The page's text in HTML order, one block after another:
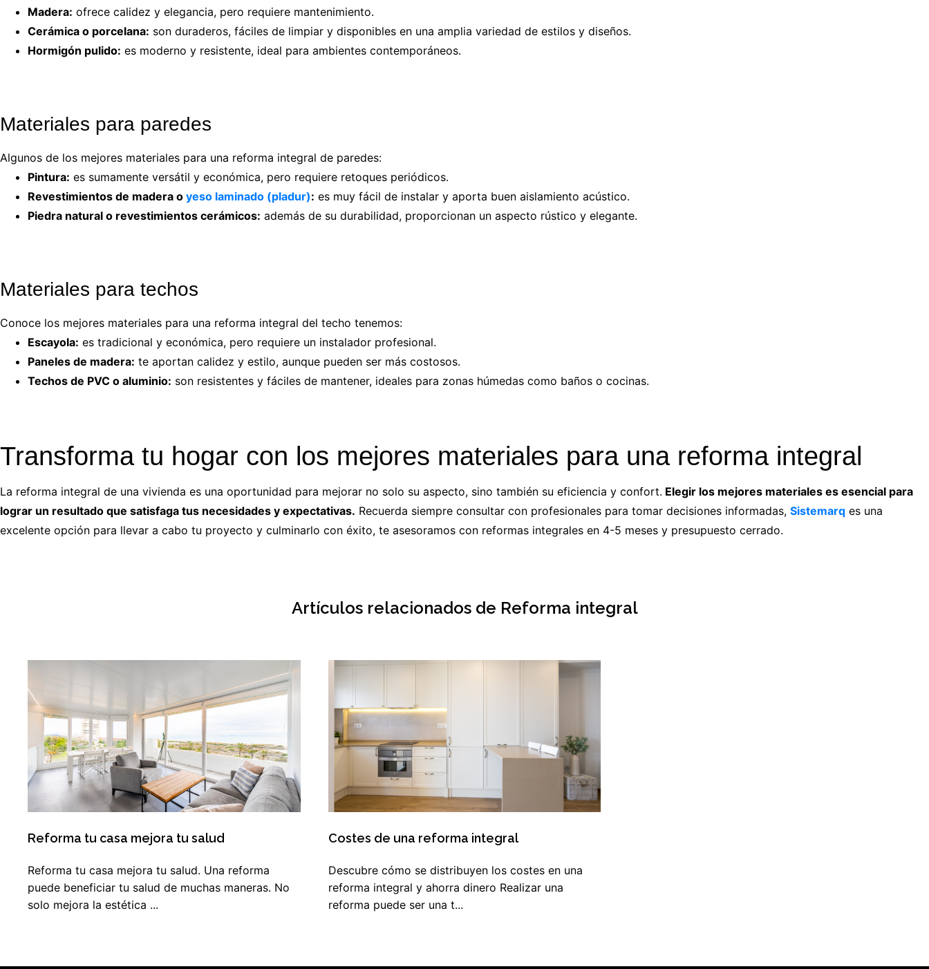
Madera: ofrece calidez y elegancia, pero requiere mantenimiento.
Cerámica o porcelana: son duraderos, fáciles de limpiar y disponibles en una amplia variedad de estilos y diseños.
Hormigón pulido: es moderno y resistente, ideal para ambientes contemporáneos.
Materiales para paredes
Algunos de los mejores materiales para una reforma integral de paredes:
Pintura: es sumamente versátil y económica, pero requiere retoques periódicos.
Revestimientos de madera o yeso laminado (pladur): es muy fácil de instalar y aporta buen aislamiento acústico.
Piedra natural o revestimientos cerámicos: además de su durabilidad, proporcionan un aspecto rústico y elegante.
Materiales para techos
Conoce los mejores materiales para una reforma integral del techo tenemos:
Escayola: es tradicional y económica, pero requiere un instalador profesional.
Paneles de madera: te aportan calidez y estilo, aunque pueden ser más costosos.
Techos de PVC o aluminio: son resistentes y fáciles de mantener, ideales para zonas húmedas como baños o cocinas.
Transforma tu hogar con los mejores materiales para una reforma integral
La reforma integral de una vivienda es una oportunidad para mejorar no solo su aspecto, sino también su eficiencia y confort. Elegir los mejores materiales es esencial para
lograr un resultado que satisfaga tus necesidades y expectativas. Recuerda siempre consultar con profesionales para tomar decisiones informadas, Sistemarq es una
excelente opción para llevar a cabo tu proyecto y culminarlo con éxito, te asesoramos con reformas integrales en 4-5 meses y presupuesto cerrado.
Artículos relacionados de Reforma integral
Reforma tu casa mejora tu salud
Reforma tu casa mejora tu salud. Una reforma
puede beneficiar tu salud de muchas maneras. No
solo mejora la estética ...
Costes de una reforma integral
Descubre cómo se distribuyen los costes en una
reforma integral y ahorra dinero Realizar una
reforma puede ser una t...